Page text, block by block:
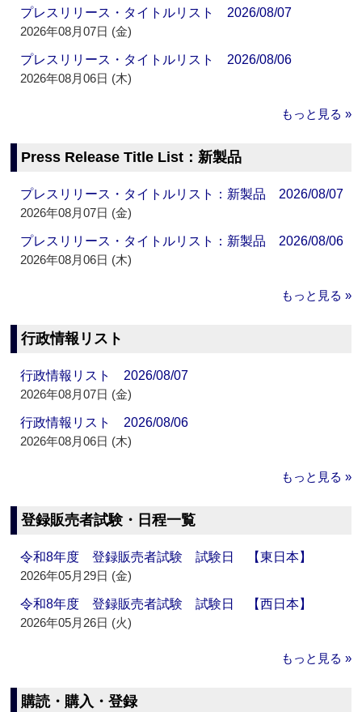
プレスリリース・タイトルリスト 2026/08/07
2026年08月07日 (金)
プレスリリース・タイトルリスト 2026/08/06
2026年08月06日 (木)
もっと見る »
Press Release Title List：新製品
プレスリリース・タイトルリスト：新製品 2026/08/07
2026年08月07日 (金)
プレスリリース・タイトルリスト：新製品 2026/08/06
2026年08月06日 (木)
もっと見る »
行政情報リスト
行政情報リスト 2026/08/07
2026年08月07日 (金)
行政情報リスト 2026/08/06
2026年08月06日 (木)
もっと見る »
登録販売者試験・日程一覧
令和8年度 登録販売者試験 試験日 【東日本】
2026年05月29日 (金)
令和8年度 登録販売者試験 試験日 【西日本】
2026年05月26日 (火)
もっと見る »
購読・購入・登録